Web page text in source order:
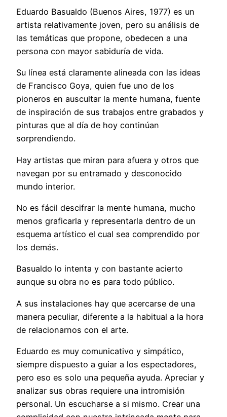
Eduardo Basualdo (Buenos Aires, 1977) es un
artista relativamente joven, pero su análisis de
las temáticas que propone, obedecen a una
persona con mayor sabiduría de vida.
Su línea está claramente alineada con las ideas
de Francisco Goya, quien fue uno de los
pioneros en auscultar la mente humana, fuente
de inspiración de sus trabajos entre grabados y
pinturas que al día de hoy continúan
sorprendiendo.
Hay artistas que miran para afuera y otros que
navegan por su entramado y desconocido
mundo interior.
No es fácil descifrar la mente humana, mucho
menos graficarla y representarla dentro de un
esquema artístico el cual sea comprendido por
los demás.
Basualdo lo intenta y con bastante acierto
aunque su obra no es para todo público.
A sus instalaciones hay que acercarse de una
manera peculiar, diferente a la habitual a la hora
de relacionarnos con el arte.
Eduardo es muy comunicativo y simpático,
siempre dispuesto a guiar a los espectadores,
pero eso es solo una pequeña ayuda. Apreciar y
analizar sus obras requiere una intromisión
personal. Un escucharse a si mismo. Crear una